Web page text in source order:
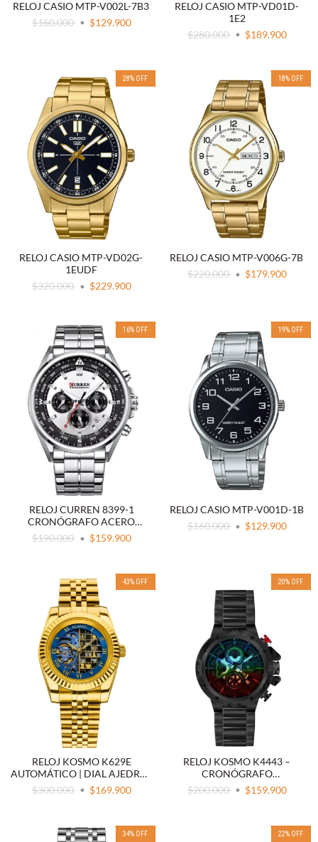
RELOJ CASIO MTP-V002L-7B3
$160.000
$129.900
RELOJ CASIO MTP-VD01D-
1E2
$280.000
$189.900
28% OFF
RELOJ CASIO MTP-VD02G-
1EUDF
$320.000
$229.900
18% OFF
RELOJ CASIO MTP-V006G-7B
$220.000
$179.900
16% OFF
RELOJ CURREN 8399-1
CRONÓGRAFO ACERO
BLANCO
$190.000 $159.900
19% OFF
RELOJ CASIO MTP-V001D-1B
$160.000
$129.900
43% OFF
RELOJ KOSMO K629E
AUTOMÁTICO | DIAL AJEDREZ
SKELETON
$300.000 $169.900
20% OFF
RELOJ KOSMO K4443 –
CRONÓGRAFO
MULTIFUNCIÓN
$200.000 $159.900
34% OFF 22% OFF